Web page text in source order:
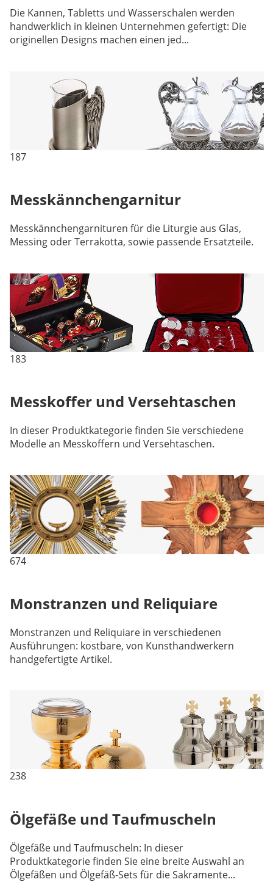
Die Kannen, Tabletts und Wasserschalen werden
handwerklich in kleinen Unternehmen gefertigt: Die
originellen Designs machen einen jed...
187
Messkännchengarnitur
Messkännchengarnituren für die Liturgie aus Glas,
Messing oder Terrakotta, sowie passende Ersatzteile.
183
Messkoffer und Versehtaschen
In dieser Produktkategorie finden Sie verschiedene
Modelle an Messkoffern und Versehtaschen.
674
Monstranzen und Reliquiare
Monstranzen und Reliquiare in verschiedenen
Ausführungen: kostbare, von Kunsthandwerkern
handgefertigte Artikel.
238
Ölgefäße und Taufmuscheln
Ölgefäße und Taufmuscheln: In dieser
Produktkategorie finden Sie eine breite Auswahl an
Ölgefäßen und Ölgefäß-Sets für die Sakramente...